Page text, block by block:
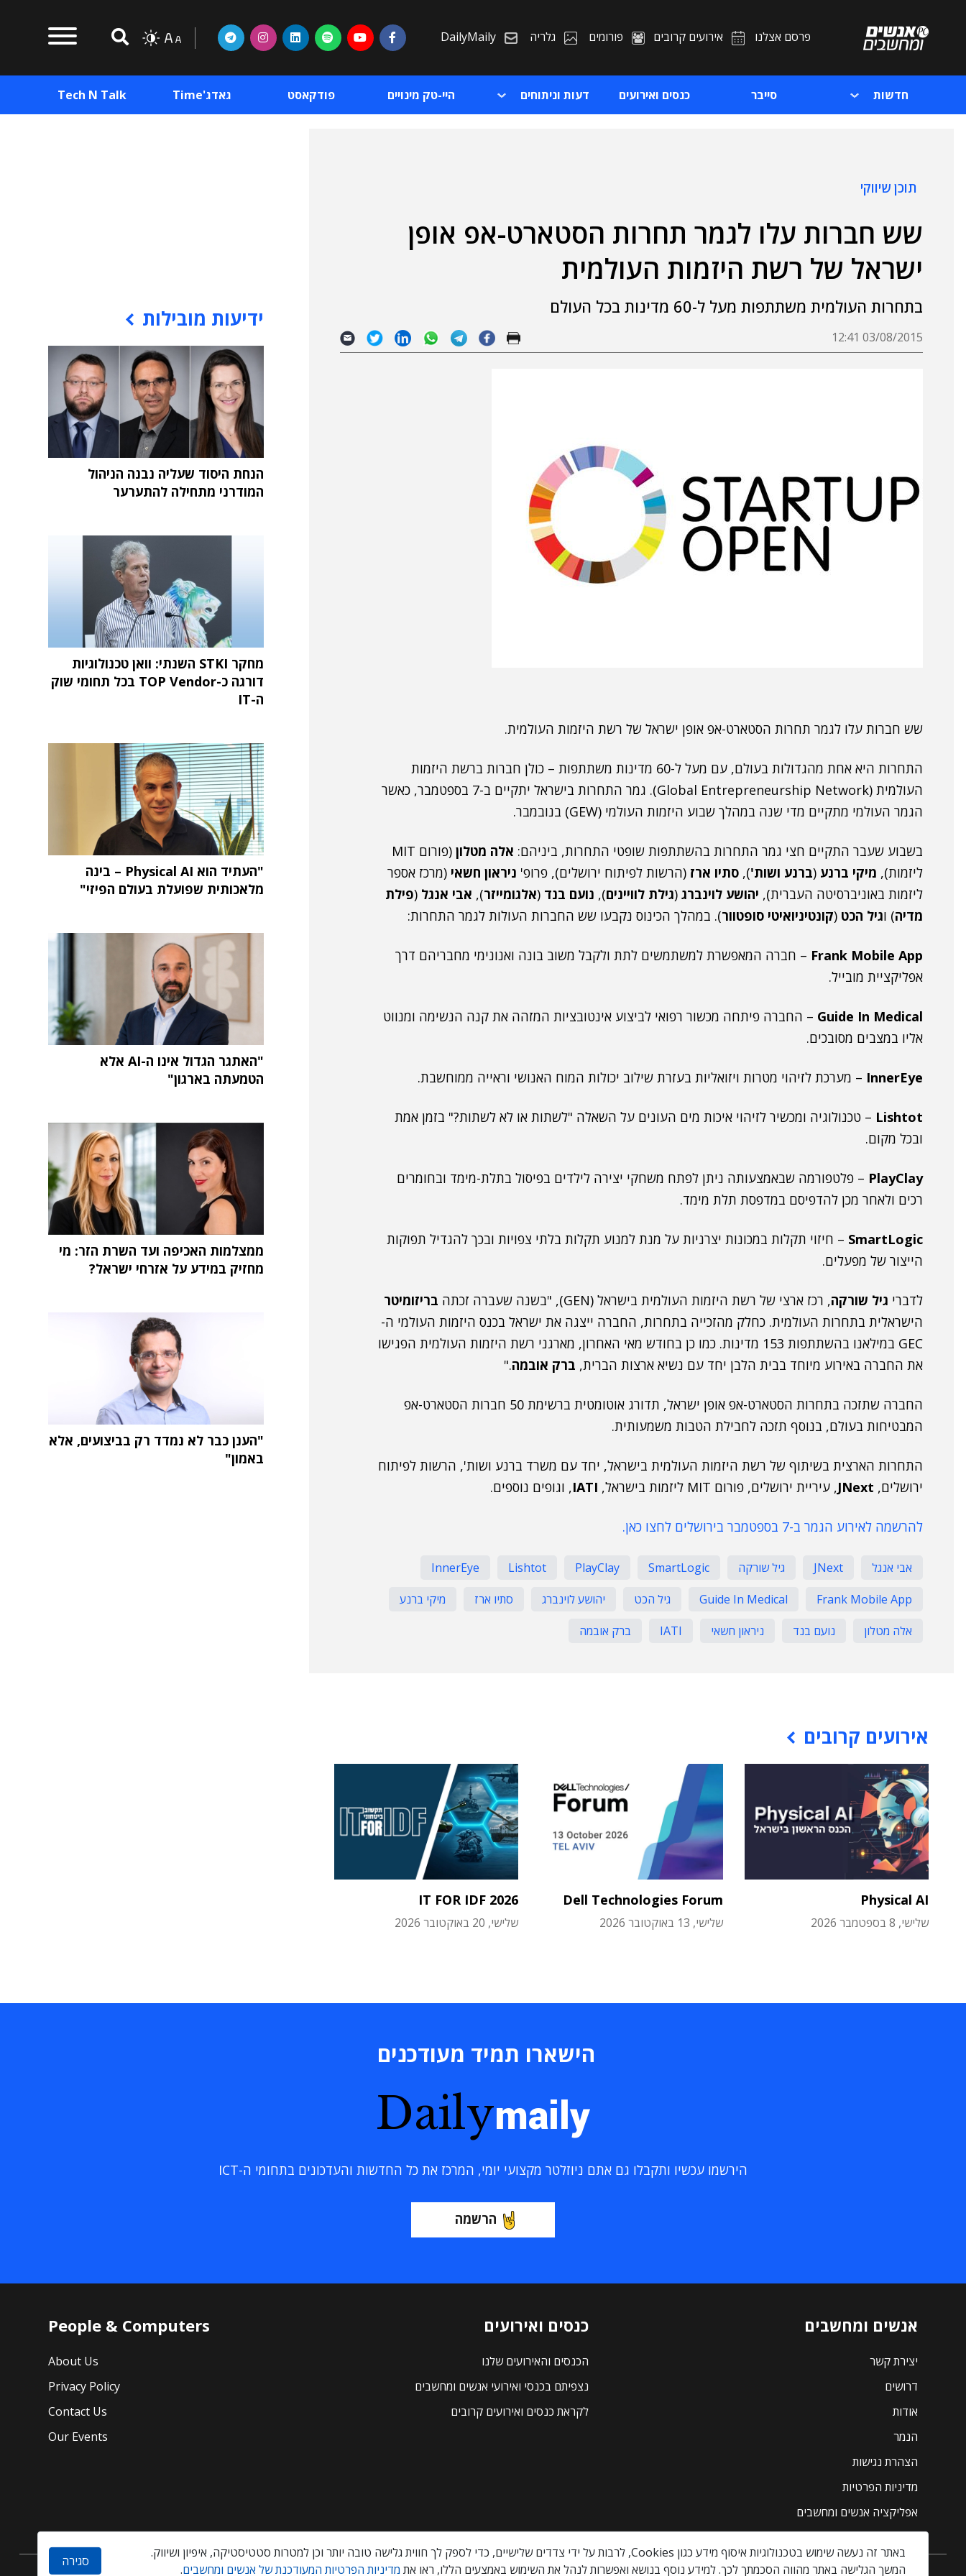
פרסם אצלנו אירועים קרובים פורומים גלריה DailyMaily
חדשות סייבר כנסים ואירועים דעות וניתוחים היי-טק מינויים פודקאסט גאדג'Time Tech N Talk
תוכן שיווקי
שש חברות עלו לגמר תחרות הסטארט-אפ אופן
ישראל של רשת היזמות העולמית
בתחרות העולמית משתתפות מעל ל-60 מדינות בכל העולם
03/08/2015 12:41
שש חברות עלו לגמר תחרות הסטארט-אפ אופן ישראל של רשת היזמות העולמית.
התחרות היא אחת מהגדולות בעולם, עם מעל ל-60 מדינות משתתפות – כולן חברות ברשת היזמות
העולמית (Global Entrepreneurship Network). גמר התחרות בישראל יתקיים ב-7 בספטמבר, כאשר
הגמר העולמי מתקיים מדי שנה במהלך שבוע היזמות העולמי (GEW) בנובמבר.
בשבוע שעבר התקיים חצי גמר התחרות בהשתתפות שופטי התחרות, ביניהם: אלה מטלון
(פורום MIT
ליזמות), מיקי ברנע (ברנע ושות'), סתיו ארז (הרשות לפיתוח ירושלים), פרופ' ניראון חשאי (מרכז אספר
ליזמות באוניברסיטה העברית), יהושע לוינברג (גילת לוויינים), נועם בנד (אלגומייזר), אבי אנגל (פילת
מדיה) וגיל הכט (קונטיניואיטי סופטוור). במהלך הכינוס נקבעו שש החברות העולות לגמר התחרות:
Frank Mobile App – חברה המאפשרת למשתמשים לתת ולקבל משוב בונה ואנונימי מחבריהם דרך
אפליקציית מובייל.
Guide In Medical – החברה פיתחה מכשור רפואי לביצוע אינטובציות המזהה את קנה הנשימה ומנווט
אליו במצבים מסובכים.
InnerEye – מערכת לזיהוי מטרות ויזואליות בעזרת שילוב יכולות המוח האנושי וראייה ממוחשבת.
Lishtot – טכנולוגיה ומכשיר לזיהוי איכות מים העונים על השאלה "לשתות או לא לשתות?" בזמן אמת
ובכל מקום.
PlayClay – פלטפורמה שבאמצעותה ניתן לפתח משחקי יצירה לילדים בפיסול בתלת-מימד ובחומרים
רכים ולאחר מכן להדפיסם במדפסת תלת מימד.
SmartLogic – חיזוי תקלות במכונות יצרניות על מנת למנוע תקלות בלתי צפויות ובכך להגדיל תפוקות
הייצור של מפעלים.
לדברי גיל שורקה, רכז ארצי של רשת היזמות העולמית בישראל (GEN), "בשנה שעברה זכתה
בריזומיטר
הישראלית בתחרות העולמית. כחלק מהזכייה בתחרות, החברה ייצגה את ישראל בכנס היזמות העולמי ה-
GEC במילאנו בהשתתפות 153 מדינות. כמו כן בחודש מאי האחרון, מארגני רשת היזמות העולמית הפגישו
את החברה באירוע מיוחד בבית הלבן יחד עם נשיא ארצות הברית, ברק אובמה."
החברה שתזכה בתחרות הסטארט-אפ אופן ישראל, תדורג אוטומטית ברשימת 50 חברות הסטארט-אפ
המבטיחות בעולם, בנוסף תזכה לחבילת הטבות משמעותית.
התחרות הארצית בשיתוף של רשת היזמות העולמית בישראל, יחד עם משרד ברנע ושות', הרשות לפיתוח
ירושלים, JNext, עיריית ירושלים, פורום MIT ליזמות בישראל, IATI, וגופים נוספים.
להרשמה לאירוע הגמר ב-7 בספטמבר בירושלים לחצו כאן.
אבי אנגל JNext גיל שורקה SmartLogic
PlayClay
Lishtot
InnerEye
Frank Mobile App
Guide In Medical גיל הכט יהושע לוינברג סתיו ארז
מיקי ברנע
אלה מטלון
נועם בנד ניראון חשאי IATI ברק אובמה
אירועים קרובים
Physical AI
שלישי, 8 בספטמבר 2026
Dell Technologies Forum
שלישי, 13 באוקטובר 2026
IT FOR IDF 2026
שלישי, 20 באוקטובר 2026
ידיעות מובילות
הנחת היסוד שעליה נבנה הניהול
המודרני מתחילה להתערער
מחקר STKI השנתי: וואן טכנולוגיות
דורגה כ-TOP Vendor בכל תחומי שוק
ה-IT
"העתיד הוא Physical AI – בינה
מלאכותית שפועלת בעולם הפיזי"
"האתגר הגדול אינו ה-AI אלא
הטמעתה בארגון"
ממצלמות האכיפה ועד השרת הזר: מי
מחזיק במידע על אזרחי ישראל?
"הענן כבר לא נמדד רק בביצועים, אלא
באמון"
הישארו תמיד מעודכנים
Dailymaily
הירשמו עכשיו ותקבלו גם אתם ניוזלטר מקצועי יומי, המרכז את כל החדשות והעדכונים בתחומי ה-ICT
הרשמה
אנשים ומחשבים
יצירת קשר
דרושים
אודות
הנמר
הצהרת נגישות
מדיניות הפרטיות
אפליקציה אנשים ומחשבים
כנסים ואירועים
הכנסים והאירועים שלנו
נצפיתם בכנסי ואירועי אנשים ומחשבים
לקראת כנסים ואירועים קרובים
People & Computers
About Us
Privacy Policy
Contact Us
Our Events
Created by
באתר זה נעשה שימוש בטכנולוגיות איסוף מידע כגון Cookies, לרבות על ידי צדדים שלישיים, כדי לספק לך חווית גלישה טובה יותר וכן למטרות סטטיסטיקה, איפיון ושיווק.
המשך הגלישה באתר מהווה הסכמתך לכך. למידע נוסף בנושא ואפשרות לנהל את השימוש באמצעים הללו, ראו את מדיניות הפרטיות המעודכנת של אנשים ומחשבים.
סגירה